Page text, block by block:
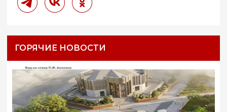
ГОРЯЧИЕ НОВОСТИ